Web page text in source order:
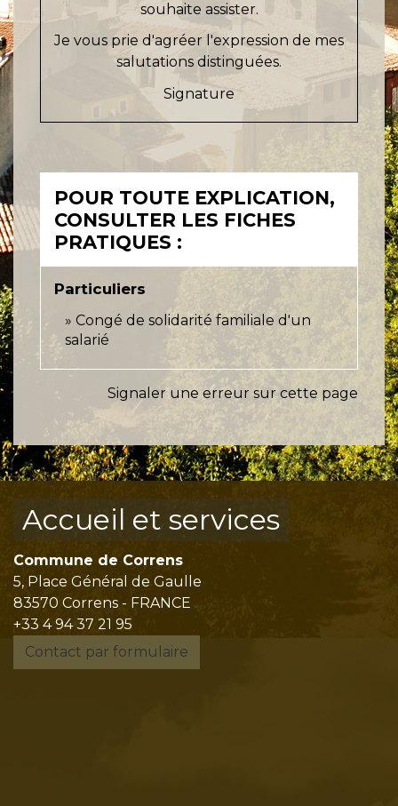
souhaite assister.
Je vous prie d'agréer l'expression de mes
salutations distinguées.
Signature
POUR TOUTE EXPLICATION,
CONSULTER LES FICHES
PRATIQUES :
Particuliers
Congé de solidarité familiale d'un
salarié
Signaler une erreur sur cette page
Accueil et services
Commune de Correns
5, Place Général de Gaulle
83570 Correns - FRANCE
+33 4 94 37 21 95
Contact par formulaire